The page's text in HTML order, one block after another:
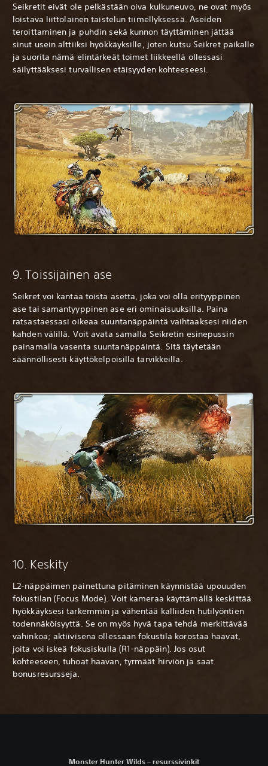
Seikretit eivät ole pelkästään oiva kulkuneuvo, ne ovat myös
loistava liittolainen taistelun tiimellyksessä. Aseiden
teroittaminen ja puhdin sekä kunnon täyttäminen jättää
sinut usein alttiiksi hyökkäyksille, joten kutsu Seikret paikalle
ja suorita nämä elintärkeät toimet liikkeellä ollessasi
säilyttääksesi turvallisen etäisyyden kohteeseesi.
9. Toissijainen ase
Seikret voi kantaa toista asetta, joka voi olla erityyppinen
ase tai samantyyppinen ase eri ominaisuuksilla. Paina
ratsastaessasi oikeaa suuntanäppäintä vaihtaaksesi niiden
kahden välillä. Voit avata samalla Seikretin esinepussin
painamalla vasenta suuntanäppäintä. Sitä täytetään
säännöllisesti käyttökelpoisilla tarvikkeilla.
10. Keskity
L2-näppäimen painettuna pitäminen käynnistää upouuden
fokustilan (Focus Mode). Voit kameraa käyttämällä keskittää
hyökkäyksesi tarkemmin ja vähentää kalliiden hutilyöntien
todennäköisyyttä. Se on myös hyvä tapa tehdä merkittävää
vahinkoa; aktiivisena ollessaan fokustila korostaa haavat,
joita voi iskeä fokusiskulla (R1-näppäin). Jos osut
kohteeseen, tuhoat haavan, tyrmäät hirviön ja saat
bonusresursseja.
Monster Hunter Wilds – resurssivinkit